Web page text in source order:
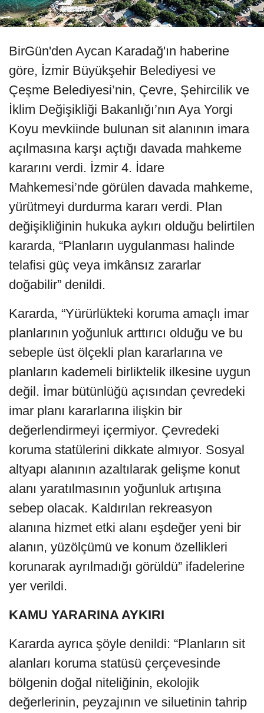
BirGün'den Aycan Karadağ'ın haberine
göre, İzmir Büyükşehir Belediyesi ve
Çeşme Belediyesi’nin, Çevre, Şehircilik ve
İklim Değişikliği Bakanlığı’nın Aya Yorgi
Koyu mevkiinde bulunan sit alanının imara
açılmasına karşı açtığı davada mahkeme
kararını verdi. İzmir 4. İdare
Mahkemesi’nde görülen davada mahkeme,
yürütmeyi durdurma kararı verdi. Plan
değişikliğinin hukuka aykırı olduğu belirtilen
kararda, “Planların uygulanması halinde
telafisi güç veya imkânsız zararlar
doğabilir” denildi.
Kararda, “Yürürlükteki koruma amaçlı imar
planlarının yoğunluk arttırıcı olduğu ve bu
sebeple üst ölçekli plan kararlarına ve
planların kademeli birliktelik ilkesine uygun
değil. İmar bütünlüğü açısından çevredeki
imar planı kararlarına ilişkin bir
değerlendirmeyi içermiyor. Çevredeki
koruma statülerini dikkate almıyor. Sosyal
altyapı alanının azaltılarak gelişme konut
alanı yaratılmasının yoğunluk artışına
sebep olacak. Kaldırılan rekreasyon
alanına hizmet etki alanı eşdeğer yeni bir
alanın, yüzölçümü ve konum özellikleri
korunarak ayrılmadığı görüldü” ifadelerine
yer verildi.
KAMU YARARINA AYKIRI
Kararda ayrıca şöyle denildi: “Planların sit
alanları koruma statüsü çerçevesinde
bölgenin doğal niteliğinin, ekolojik
değerlerinin, peyzajının ve siluetinin tahrip